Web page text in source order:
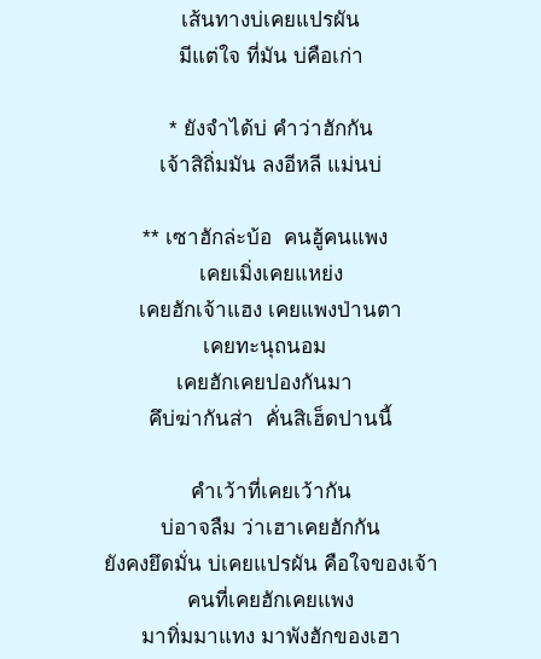
เส้นทางบ่เคยแปรผัน
มีแต่ใจ ที่มัน บ่คือเก่า
* ยังจำได้บ่ คำว่าฮักกัน
เจ้าสิถิ่มมัน ลงอีหลี แม่นบ่
** เซาฮักล่ะบ้อ คนฮู้คนแพง
เคยเมิ่งเคยแหย่ง
เคยฮักเจ้าแฮง เคยแพงป่านตา
เคยทะนุถนอม
เคยฮักเคยปองกันมา
คึบ่ฆ่ากันส่า คั่นสิเฮ็ดปานนี้
คำเว้าที่เคยเว้ากัน
บ่อาจลืม ว่าเฮาเคยฮักกัน
ยังคงยึดมั่น บ่เคยแปรผัน คือใจของเจ้า
คนที่เคยฮักเคยแพง
มาทิ่มมาแทง มาพังฮักของเฮา